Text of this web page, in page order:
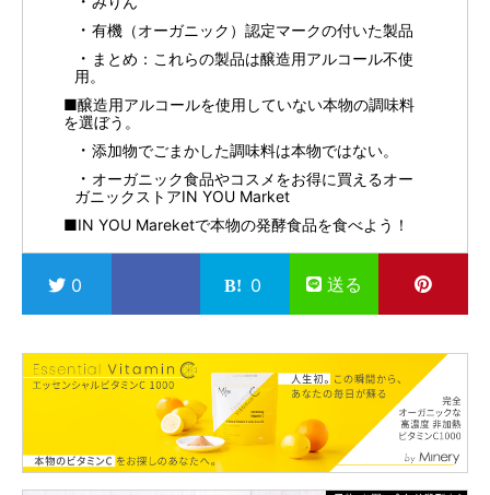
有機（オーガニック）認定マークの付いた製品
まとめ：これらの製品は醸造用アルコール不使
用。
■醸造用アルコールを使用していない本物の調味料
を選ぼう。
添加物でごまかした調味料は本物ではない。
オーガニック食品やコスメをお得に買えるオー
ガニックストアIN YOU Market
■IN YOU Mareketで本物の発酵食品を食べよう！
0 0 送る